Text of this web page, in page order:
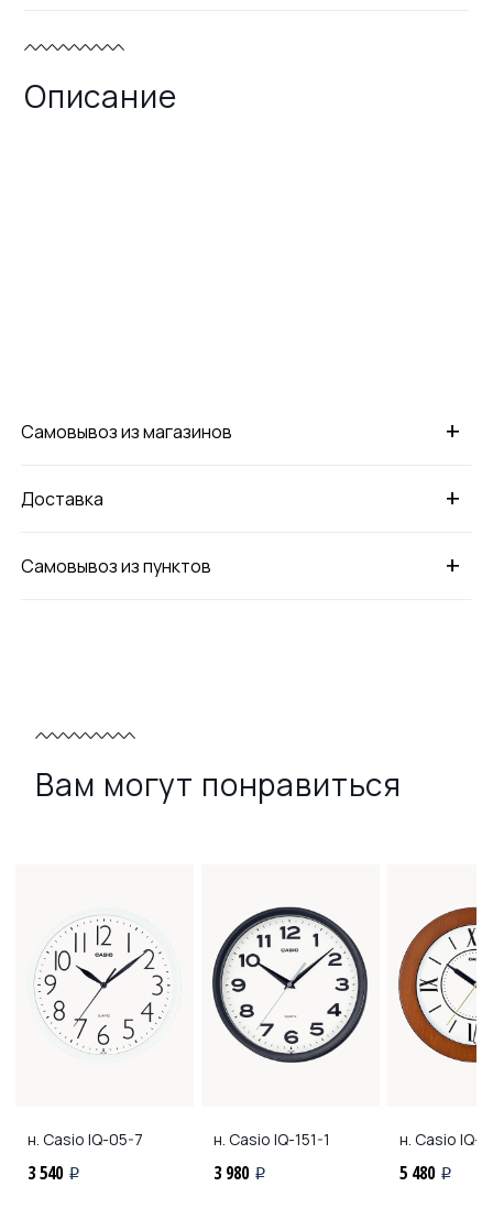
Описание
+
Самовывоз из магазинов
+
Доставка
+
Самовывоз из пунктов
Вам могут понравиться
н. Casio IQ-05-7
3 540 i
н. Casio IQ-151-1
3 980 i
н. Casio IQ-
5 480 i